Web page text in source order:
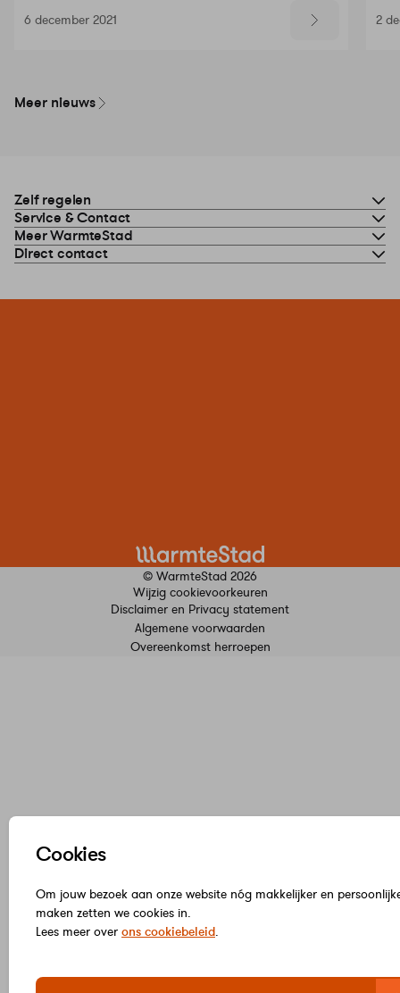
Cookies
Om jouw bezoek aan onze website nóg makkelijker en
maken zetten we cookies in.
Lees meer over ons cookiebeleid.
6 december 2021
2
Meer nieuws
Zelf regelen
Service & Contact
Meer WarmteStad
Direct contact
© WarmteStad 2026
Wijzig cookievoorkeuren
Disclaimer en Privacy statement
Algemene voorwaarden
Overeenkomst herroepen